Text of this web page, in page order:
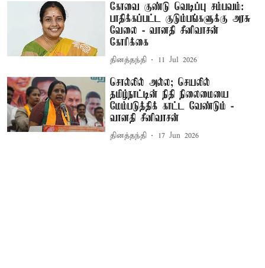
கோவை குண்டு வெடிப்பு சம்பவம்:
பாதிக்கப்பட்ட குடும்பங்களுக்கு அரசு
வேலை - வானதி சீனிவாசன்
கோரிக்கை
தினத்தந்தி 11 Jul 2026
சொல்லில் அல்ல; செயலில்
தமிழ்நாட்டின் நிதி நிலைமையை
மேம்படுத்திக் காட்ட வேண்டும் -
வானதி சீனிவாசன்
தினத்தந்தி 17 Jun 2026